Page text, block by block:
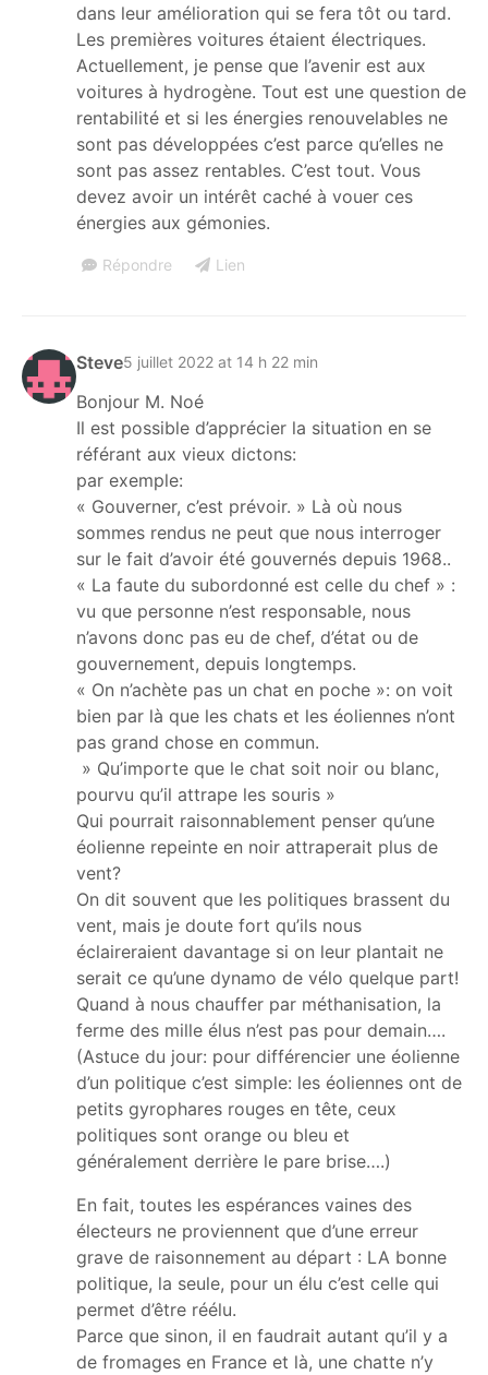
dans leur amélioration qui se fera tôt ou tard.
Les premières voitures étaient électriques.
Actuellement, je pense que l’avenir est aux
voitures à hydrogène. Tout est une question de
rentabilité et si les énergies renouvelables ne
sont pas développées c’est parce qu’elles ne
sont pas assez rentables. C’est tout. Vous
devez avoir un intérêt caché à vouer ces
énergies aux gémonies.
Répondre Lien
Steve5 juillet 2022 at 14 h 22 min
Bonjour M. Noé
Il est possible d’apprécier la situation en se
référant aux vieux dictons:
par exemple:
« Gouverner, c’est prévoir. » Là où nous
sommes rendus ne peut que nous interroger
sur le fait d’avoir été gouvernés depuis 1968..
« La faute du subordonné est celle du chef » :
vu que personne n’est responsable, nous
n’avons donc pas eu de chef, d’état ou de
gouvernement, depuis longtemps.
« On n’achète pas un chat en poche »: on voit
bien par là que les chats et les éoliennes n’ont
pas grand chose en commun.
» Qu’importe que le chat soit noir ou blanc,
pourvu qu’il attrape les souris »
Qui pourrait raisonnablement penser qu’une
éolienne repeinte en noir attraperait plus de
vent?
On dit souvent que les politiques brassent du
vent, mais je doute fort qu’ils nous
éclaireraient davantage si on leur plantait ne
serait ce qu’une dynamo de vélo quelque part!
Quand à nous chauffer par méthanisation, la
ferme des mille élus n’est pas pour demain….
(Astuce du jour: pour différencier une éolienne
d’un politique c’est simple: les éoliennes ont de
petits gyrophares rouges en tête, ceux
politiques sont orange ou bleu et
généralement derrière le pare brise….)
En fait, toutes les espérances vaines des
électeurs ne proviennent que d’une erreur
grave de raisonnement au départ : LA bonne
politique, la seule, pour un élu c’est celle qui
permet d’être réélu.
Parce que sinon, il en faudrait autant qu’il y a
de fromages en France et là, une chatte n’y